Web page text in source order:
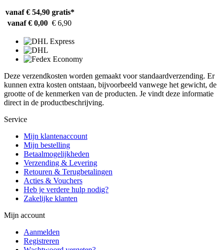
vanaf € 54,90 gratis*
vanaf € 0,00 € 6,90
Deze verzendkosten worden gemaakt voor standaardverzending. Er
kunnen extra kosten ontstaan, bijvoorbeeld vanwege het gewicht, de
grootte of de kenmerken van de producten. Je vindt deze informatie
direct in de productbeschrijving.
Service
Mijn klantenaccount
Mijn bestelling
Betaalmogelijkheden
Verzending & Levering
Retouren & Terugbetalingen
Acties & Vouchers
Heb je verdere hulp nodig?
Zakelijke klanten
Mijn account
Aanmelden
Registreren